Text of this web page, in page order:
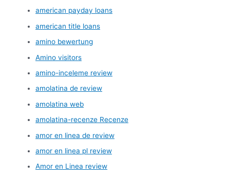
american payday loans
american title loans
amino bewertung
Amino visitors
amino-inceleme review
amolatina de review
amolatina web
amolatina-recenze Recenze
amor en linea de review
amor en linea pl review
Amor en Linea review